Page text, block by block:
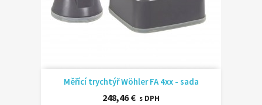
Měřící trychtýř Wöhler FA 4xx - sada
248,46 € s DPH